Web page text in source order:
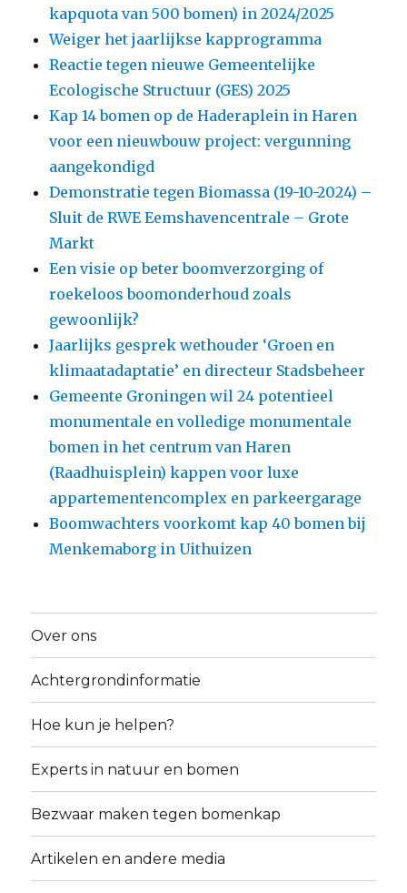
kapquota van 500 bomen) in 2024/2025
Weiger het jaarlijkse kapprogramma
Reactie tegen nieuwe Gemeentelijke
Ecologische Structuur (GES) 2025
Kap 14 bomen op de Haderaplein in Haren
voor een nieuwbouw project: vergunning
aangekondigd
Demonstratie tegen Biomassa (19-10-2024) –
Sluit de RWE Eemshavencentrale – Grote
Markt
Een visie op beter boomverzorging of
roekeloos boomonderhoud zoals
gewoonlijk?
Jaarlijks gesprek wethouder ‘Groen en
klimaatadaptatie’ en directeur Stadsbeheer
Gemeente Groningen wil 24 potentieel
monumentale en volledige monumentale
bomen in het centrum van Haren
(Raadhuisplein) kappen voor luxe
appartementencomplex en parkeergarage
Boomwachters voorkomt kap 40 bomen bij
Menkemaborg in Uithuizen
Over ons
Achtergrondinformatie
Hoe kun je helpen?
Experts in natuur en bomen
Bezwaar maken tegen bomenkap
Artikelen en andere media